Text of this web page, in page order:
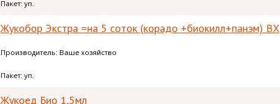
Пакет: уп.
Жукобор Экстра =на 5 соток (корадо +биокилл+панэм) ВХ
Производитель: Ваше хозяйство
Пакет: уп.
Жукоед Био 1,5мл